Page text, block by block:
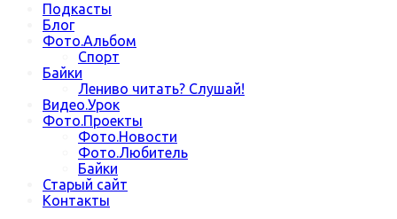
Подкасты
Блог
Фото.Альбом
Спорт
Байки
Лениво читать? Слушай!
Видео.Урок
Фото.Проекты
Фото.Новости
Фото.Любитель
Байки
Старый сайт
Контакты